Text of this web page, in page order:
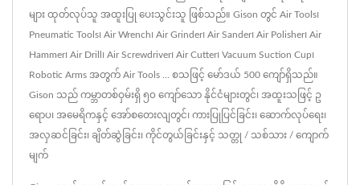
များ ထုတ်လုပ်သူ အထူးပြု ပေးသွင်းသူ ဖြစ်သည်။ Gison တွင် Air Tools၊
Pneumatic Tools၊ Air Wrench၊ Air Grinder၊ Air Sander၊ Air Polisher၊ Air
Hammer၊ Air Drill၊ Air Screwdriver၊ Air Cutter၊ Vacuum Suction Cup၊
Robotic Arms အတွက် Air Tools ... စသဖြင့် မော်ဒယ် 500 ကျော်ရှိသည်။
Gison သည် ကမ္ဘာတစ်ဝှမ်းရှိ ၅၀ ကျော်သော နိုင်ငံများတွင်၊ အထူးသဖြင့် ဥ
ရောပ၊ အမေရိကနှင့် အော်စတေးလျတွင်၊ ကားပြုပြင်ခြင်း၊ ဆောက်လုပ်ရေး၊
အလှဆင်ခြင်း၊ ချိတ်ဆွဲခြင်း၊ ကိုင်တွယ်ခြင်းနှင့် သတ္တု / သစ်သား / ကျောက်
မျက်